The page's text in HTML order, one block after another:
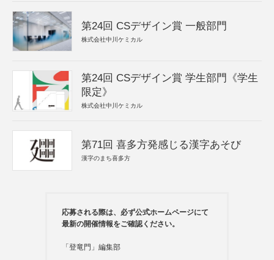
第24回 CSデザイン賞 一般部門
株式会社中川ケミカル
第24回 CSデザイン賞 学生部門《学生
限定》
株式会社中川ケミカル
第71回 喜多方発感じる漢字あそび
漢字のまち喜多方
応募される際は、必ず公式ホームページにて
最新の開催情報をご確認ください。
「登竜門」編集部